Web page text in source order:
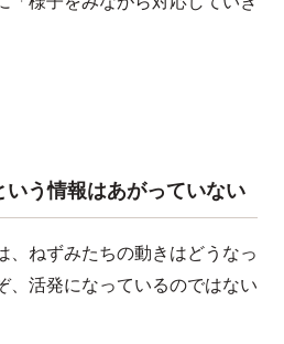
う情報はあがっていない
、ねずみたちの動きはどうなっ
、活発になっているのではない